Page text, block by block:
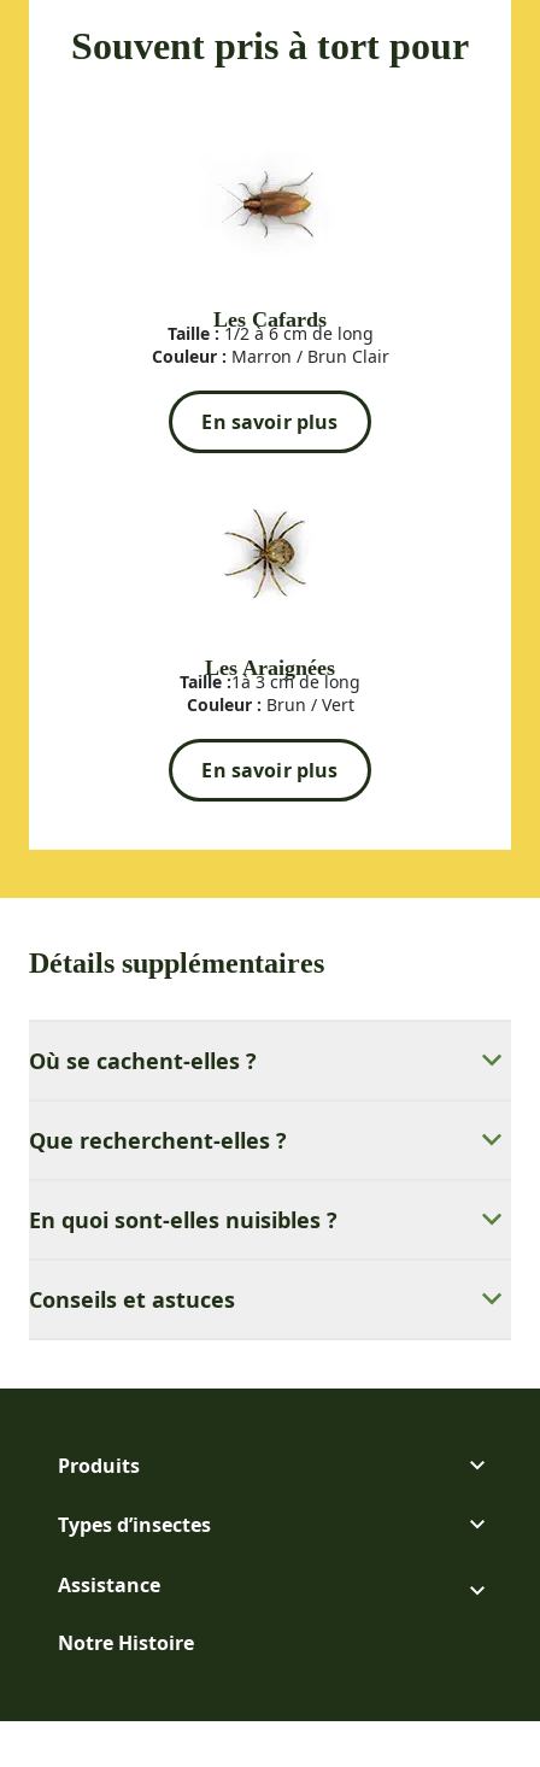
Souvent pris à tort pour
Les Cafards
Taille :1/2 à 6 cm de long
Couleur : Marron / Brun Clair
En savoir plus
Les Araignées
Taille :1à 3 cm de long
Couleur : Brun / Vert
En savoir plus
Détails supplémentaires
Où se cachent-elles ?
Que recherchent-elles ?
En quoi sont-elles nuisibles ?
Conseils et astuces
Produits
Types d’insectes
Assistance
Notre Histoire